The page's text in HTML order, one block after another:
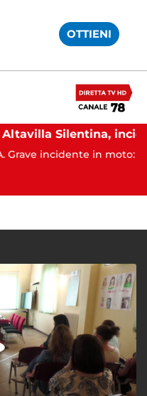
OTTIENI
incidente in moto: